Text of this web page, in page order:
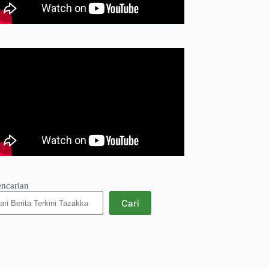
Cari